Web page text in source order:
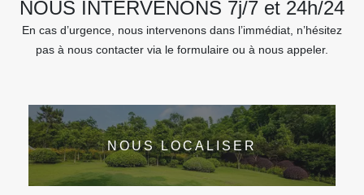
NOUS INTERVENONS 7j/7 et 24h/24
En cas d’urgence, nous intervenons dans l’immédiat, n’hésitez
pas à nous contacter via le formulaire ou à nous appeler.
NOUS LOCALISER